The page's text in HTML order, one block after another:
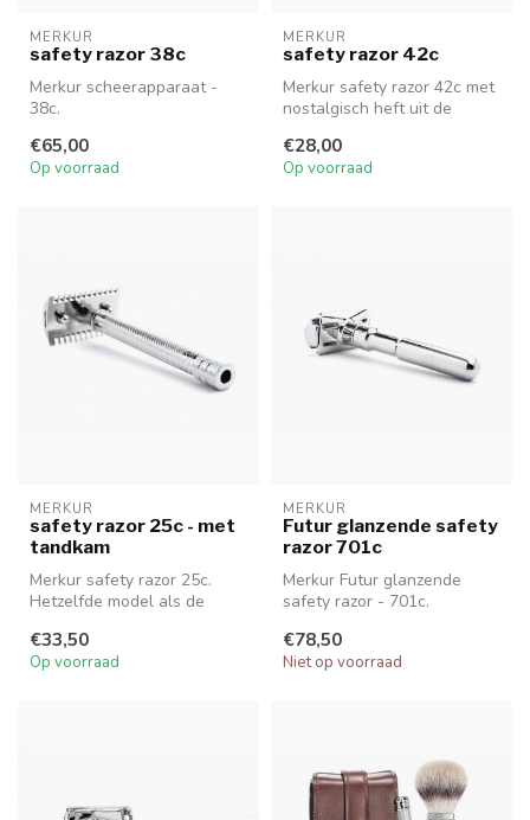
MERKUR
safety razor 38c
Merkur scheerapparaat -
38c.
€65,00
Op voorraad
MERKUR
safety razor 42c
Merkur safety razor 42c met
nostalgisch heft uit de
raz...
€28,00
Op voorraad
MERKUR
safety razor 25c - met
tandkam
Merkur safety razor 25c.
Hetzelfde model als de
met t...
€33,50
Op voorraad
MERKUR
Futur glanzende safety
razor 701c
Merkur Futur glanzende
safety razor - 701c.
€78,50
Niet op voorraad